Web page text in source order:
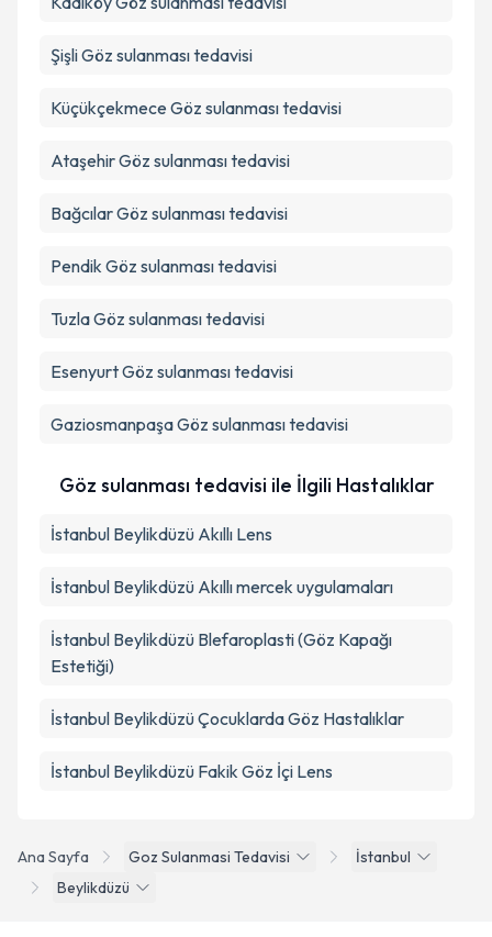
Ana Sayfa Goz Sulanmasi Tedavisi
İstanbul
Beylikdüzü
ŞişliGöz sulanması tedavisi
Küçükçekmece Göz sulanması tedavisi
AtaşehirGöz sulanması tedavisi
BağcılarGöz sulanması tedavisi
Pendik Göz sulanması tedavisi
TuzlaGöz sulanması tedavisi
EsenyurtGöz sulanması tedavisi
GaziosmanpaşaGöz sulanması tedavisi
Göz sulanması tedavisi ile İlgili Hastalıklar
İstanbul Beylikdüzü Akıllı Lens
İstanbul Beylikdüzü Akıllı mercek uygulamaları
İstanbul Beylikdüzü Blefaroplasti (Göz Kapağı
Estetiği)
İstanbul Beylikdüzü Çocuklarda Göz Hastalıklar
İstanbul Beylikdüzü Fakik Göz İçi Lens